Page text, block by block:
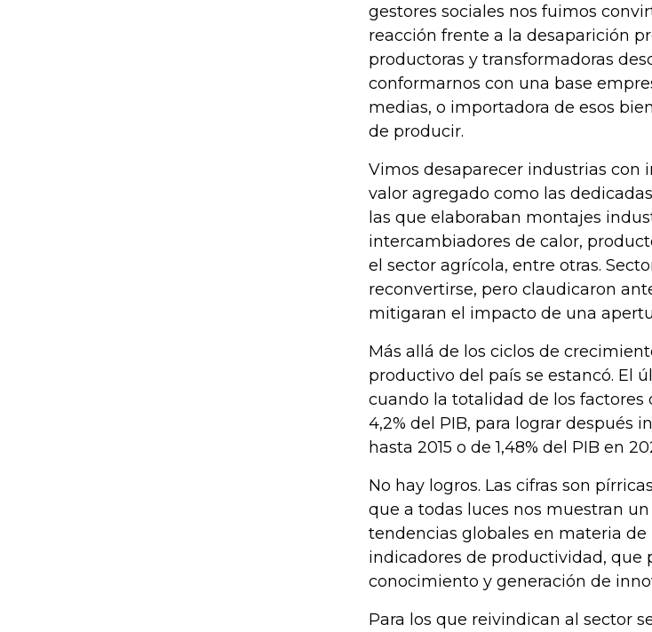
gestores sociales nos fuimos
reacción frente a la desaparición
productoras y transformadoras
conformarnos con una base
medias, o importadora de esos
de producir.
Vimos desaparecer industrias con
valor agregado como las
las que elaboraban montajes
intercambiadores de calor,
el sector agrícola, entre otras.
reconvertirse, pero claudicaron
mitigaran el impacto de una
Más allá de los ciclos de
productivo del país se estancó. El
cuando la totalidad de los
4,2% del PIB, para lograr después
hasta 2015 o de 1,48% del PIB en
No hay logros. Las cifras son
que a todas luces nos muestran
tendencias globales en materia
indicadores de productividad, que
conocimiento y generación de
Para los que reivindican al sector